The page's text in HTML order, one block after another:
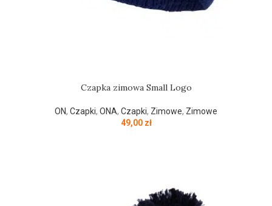
Czapka zimowa Small Logo
ON, Czapki, ONA, Czapki, Zimowe, Zimowe
49,00 zł